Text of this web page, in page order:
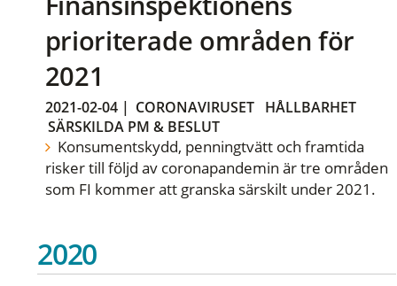
prioriterade områden för
2021
2021-02-04| CORONAVIRUSET
HÅLLBARHET
SÄRSKILDA PM & BESLUT
Konsumentskydd, penningtvätt och framtida
risker till följd av coronapandemin är tre områden
som FI kommer att granska särskilt under 2021.
2020